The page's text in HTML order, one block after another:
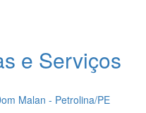
e Serviços
Malan - Petrolina/PE